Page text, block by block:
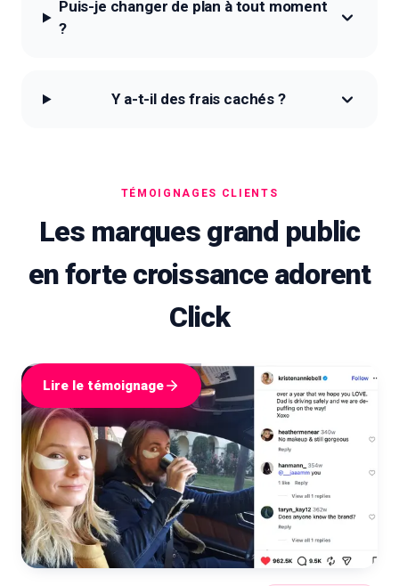
Puis-je changer de plan à tout moment
?
Y a-t-il des frais cachés ?
TÉMOIGNAGES CLIENTS
Les marques grand public
en forte croissance adorent
Click
Lire le témoignage